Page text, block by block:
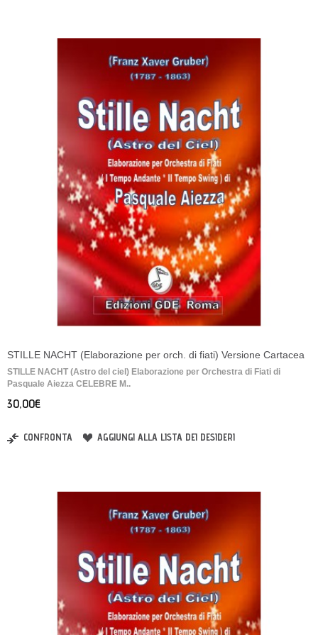
STILLE NACHT (Elaborazione per orch. di fiati) Versione Cartacea
STILLE NACHT (Astro del ciel) Elaborazione per Orchestra di Fiati di
Pasquale Aiezza CELEBRE M..
30,00€
CONFRONTA AGGIUNGI ALLA LISTA DEI DESIDERI